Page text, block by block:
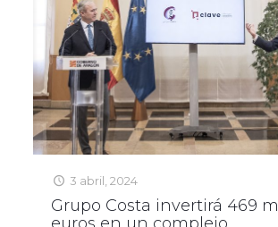
3 abril, 2024
Grupo Costa invertirá 469